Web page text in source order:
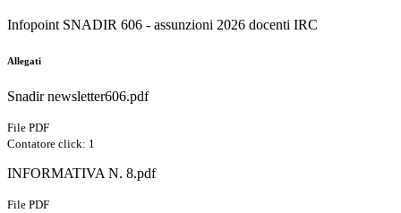
Infopoint SNADIR 606 - assunzioni 2026 docenti IRC
Allegati
Snadir newsletter606.pdf
File PDF
Contatore click: 1
INFORMATIVA N. 8.pdf
File PDF